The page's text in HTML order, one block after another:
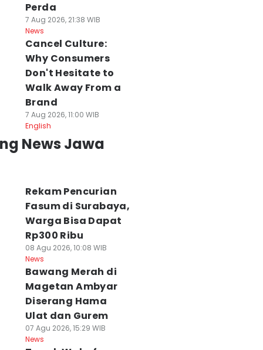
Surabaya
Panggil
Mal soal
Agu 2026, 13:53 WIB
Semifinal Liga
2026: Unej vs
STAN
Perda
7 Aug 2026, 21:38 WIB
News
Cancel Culture:
Why Consumers
Don't Hesitate to
Walk Away From a
Brand
7 Aug 2026, 11:00 WIB
English
News Jawa
Rekam Pencurian
Fasum di Surabaya,
Warga Bisa Dapat
Rp300 Ribu
08 Agu 2026, 10:08 WIB
News
Bawang Merah di
Magetan Ambyar
Diserang Hama
Ulat dan Gurem
07 Agu 2026, 15:29 WIB
News